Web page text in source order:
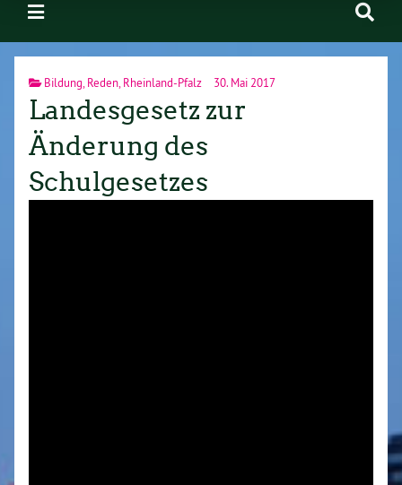
Bildung,Reden,Rheinland-Pfalz 30. Mai 2017
Landesgesetz zur
Änderung des
Schulgesetzes